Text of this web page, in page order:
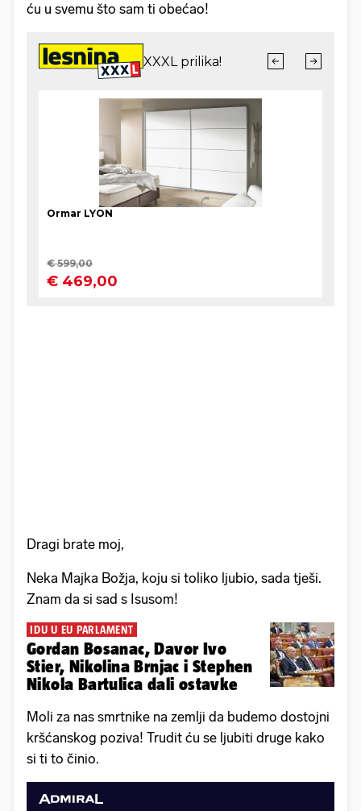
ću u svemu što sam ti obećao!
Dragi brate moj,
Neka Majka Božja, koju si toliko ljubio, sada tješi.
Znam da si sad s Isusom!
IDU U EU PARLAMENT
Gordan Bosanac, Davor Ivo
Stier, Nikolina Brnjac i Stephen
Nikola Bartulica dali ostavke
Moli za nas smrtnike na zemlji da budemo dostojni
kršćanskog poziva! Trudit ću se ljubiti druge kako
si ti to činio.